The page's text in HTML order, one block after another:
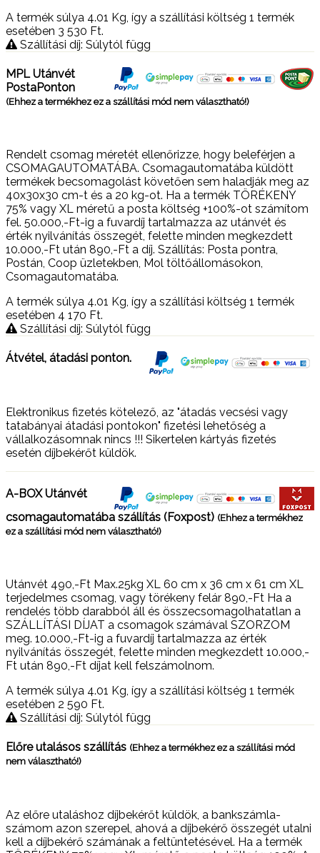
A termék súlya 4.01 Kg , így a szállítási költség 1 termék
esetében 3 530 Ft.
Szállítási díj: Súlytól függ
MPL Utánvét
PostaPonton
(Ehhez a termékhez ez a szállítási mód nem választható!)
Rendelt csomag méretét ellenőrizze, hogy beleférjen a
CSOMAGAUTOMATÁBA. Csomagautomatába küldött
termékek becsomagolást követően sem haladják meg az
40x30x30 cm-t és a 20 kg-ot. Ha a termék TÖRÉKENY
75% vagy XL méretű a posta költség +100%-ot számítom
fel. 50.000,-Ft-ig a fuvardíj tartalmazza az utánvét és
érték nyilvánítás összegét, felette minden megkezdett
10.000,-Ft után 890,-Ft a díj. Szállítás: Posta pontra,
Postán, Coop üzletekben, Mol töltőállomásokon,
Csomagautomatába.
A termék súlya 4.01 Kg, így a szállítási költség 1 termék
esetében 4 170 Ft.
Szállítási díj: Súlytól függ
Átvétel, átadási ponton.
Elektronikus fizetés kötelező, az "átadás vecsési vagy
tatabányai átadási pontokon" fizetési lehetőség a
vállalkozásomnak nincs !!! Sikertelen kártyás fizetés
esetén díjbekérőt küldök.
A-BOX Utánvét
csomagautomatába szállítás (Foxpost) (Ehhez a termékhez
ez a szállítási mód nem választható!)
Utánvét 490,-Ft Max.25kg XL 60 cm x 36 cm x 61 cm XL
terjedelmes csomag, vagy törékeny felár 890,-Ft Ha a
rendelés több darabból áll és összecsomagolhatatlan a
SZÁLLÍTÁSI DÍJAT a csomagok számával SZORZOM
meg. 10.000,-Ft-ig a fuvardíj tartalmazza az érték
nyilvánítás összegét, felette minden megkezdett 10.000,-
Ft után 890,-Ft díjat kell felszámolnom.
A termék súlya 4.01 Kg, így a szállítási költség 1 termék
esetében 2 590 Ft.
Szállítási díj: Súlytól függ
Előre utalásos szállítás (Ehhez a termékhez ez a szállítási mód
nem választható!)
Az előre utaláshoz díjbekérőt küldök, a bankszámla-
számom azon szerepel, ahová a díjbekérő összegét utalni
kell a díjbekérő számának a feltüntetésével. Ha a termék